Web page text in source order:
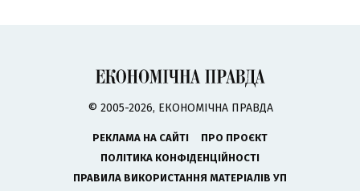
© 2005-2026, ЕКОНОМІЧНА ПРАВДА
РЕКЛАМА НА САЙТІ
ПРО ПРОЄКТ
ПОЛІТИКА КОНФІДЕНЦІЙНОСТІ
ПРАВИЛА ВИКОРИСТАННЯ МАТЕРІАЛІВ УП